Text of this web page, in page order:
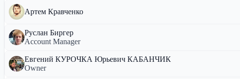
Артем Кравченко
Руслан Биргер
Account Manager
Евгений КУРОЧКА Юрьевич КАБАНЧИК
Owner